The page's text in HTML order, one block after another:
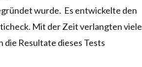
wurde. Es entwickelte den
Mit der Zeit verlangten viele
Resultate dieses Tests